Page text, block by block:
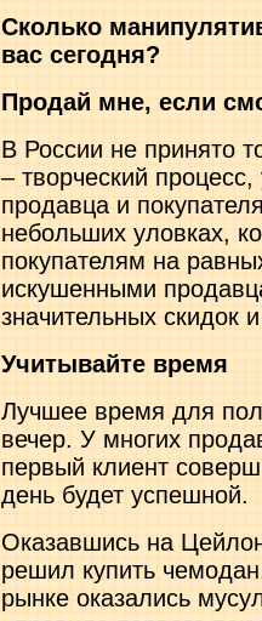
Сколько
вас сегодня?
Продай мне, если
В России не принято
– творческий
продавца и
небольших уловках,
покупателям на
искушенными
значительных скидок
Учитывайте время
Лучшее время для
вечер. У многих
первый клиент
день будет успешной.
Оказавшись на
решил купить
рынке оказались